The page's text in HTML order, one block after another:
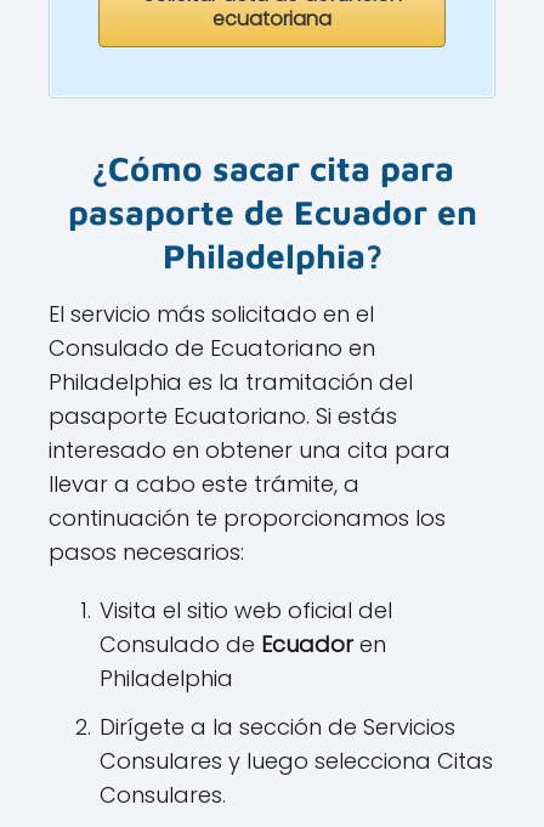
ecuatoriana
¿Cómo sacar cita para
pasaporte de Ecuador en
Philadelphia?
El servicio más solicitado en el
Consulado de Ecuatoriano en
Philadelphia es la tramitación del
pasaporte Ecuatoriano. Si estás
interesado en obtener una cita para
llevar a cabo este trámite, a
continuación te proporcionamos los
pasos necesarios:
Visita el sitio web oficial del
Consulado de Ecuadoren
Philadelphia
Dirígete a la sección de Servicios
Consulares y luego selecciona Citas
Consulares.